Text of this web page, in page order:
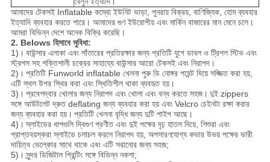
আমাদের টেকসই Inflatable কম্বো ইউনিট ভাড়া, পুনরায় বিক্রয়, বাণিজ্যিক, হোম ব্যবহার
ইত্যাদি ব্যবহার করতে পারে। আমাদের গুণ ইউরোপীয় এবং মার্কিন বাজারের মান মেনে চলে।
আমরা বিভিন্ন দেশে অনেক বিক্রি করেছি।
2. Belows হিসাবে সুবিধা:
1)। বাউন্সার এলাকা এবং সাঁতারের প্রতিরক্ষার জন্য প্রতিটি যুগে ডাবল ও ট্রিপল স্টিভ এবং
স্ট্রপস সহ শক্তিশালী চক্রের সাহায্যে বাউন্সার আরো টেকসই এবং নিরাপদ।
2)। প্রতিটি Funworld inflatable খেলনা পুরু ডি নোঙ্গর পয়েন্ট দিয়ে সজ্জিত করা হয়,
এটি স্থল উপর স্থির করা এবং স্থিতিশীল থাকা ব্যবহৃত হয়।
3)। প্রবেশদ্বার খোলার জন্য নিরাপদ এবং খোলা এবং বন্ধ করতে সহজ। দুই zippers
সঙ্গে আউটলেট দ্রুত deflating জন্য ব্যবহার করা হয় এবং Velcro চেইনটা রক্ষা করার
জন্য ব্যবহার করা হয়। প্রতিটি খেলনা বৃদ্ধি জন্য দুটি পাইপ আছে।
4)। স্লাইডের ধাপগুলি দ্বিগুণ প্রণীত এবং দুই পক্ষের দৃঢ় হাতল দিয়ে, শিশুরা এবং
প্রাপ্তবয়স্করা স্লাইডে চলাচল করলে নিরাপদ হয়, অপসারণযোগ্য কভার উভয় পক্ষের ভারী
দায়িত্ব ভেল্কোর সাথে থাকে এবং এটি সরানোর জন্য সহজ;
5)। সুন্দর ডিজিটাল প্রিন্টিং সঙ্গে বিভিন্ন নকশা;